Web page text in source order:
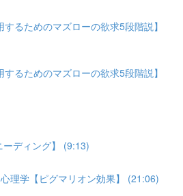
るためのマズローの欲求5段階説】
るためのマズローの欲求5段階説】
ーディング】 (9:13)
理学【ピグマリオン効果】 (21:06)